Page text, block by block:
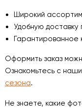
Широкий
Удобную доставку
Гарантированное
Оформить заказ
Ознакомьтесь с
сезона.
Не знаете, какие